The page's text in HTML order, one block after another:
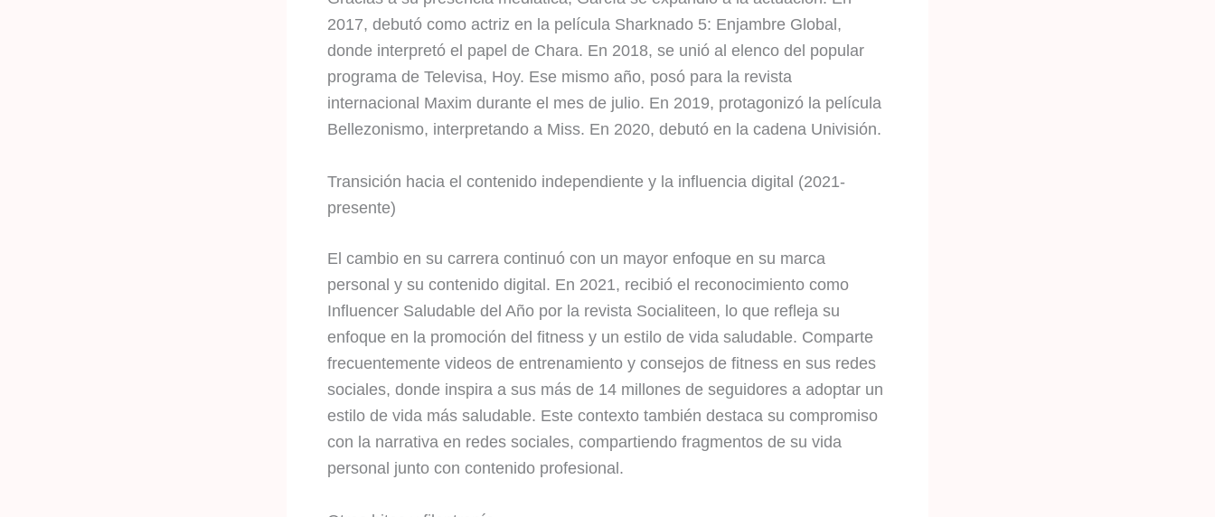
2017, debutó como actriz en la película Sharknado 5: Enjambre Global,
donde interpretó el papel de Chara. En 2018, se unió al elenco del popular
programa de Televisa, Hoy. Ese mismo año, posó para la revista
internacional Maxim durante el mes de julio. En 2019, protagonizó la película
Bellezonismo, interpretando a Miss. En 2020, debutó en la cadena Univisión.
Transición hacia el contenido independiente y la influencia digital (2021-
presente)
El cambio en su carrera continuó con un mayor enfoque en su marca
personal y su contenido digital. En 2021, recibió el reconocimiento como
Influencer Saludable del Año por la revista Socialiteen, lo que refleja su
enfoque en la promoción del fitness y un estilo de vida saludable. Comparte
frecuentemente videos de entrenamiento y consejos de fitness en sus redes
sociales, donde inspira a sus más de 14 millones de seguidores a adoptar un
estilo de vida más saludable. Este contexto también destaca su compromiso
con la narrativa en redes sociales, compartiendo fragmentos de su vida
personal junto con contenido profesional.